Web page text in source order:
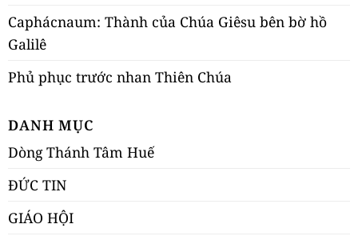
Caphácnaum: Thành của Chúa Giêsu bên bờ hồ
Galilê
Phủ phục trước nhan Thiên Chúa
DANH MỤC
Dòng Thánh Tâm Huế
ĐỨC TIN
GIÁO HỘI